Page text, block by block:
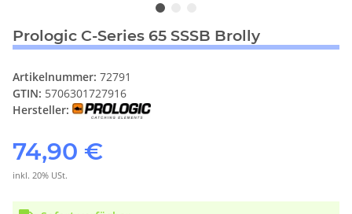
Prologic C-Series 65 SSSB Brolly
Artikelnummer: 72791
GTIN: 5706301727916
Hersteller:
74,90 €
inkl. 20% USt.